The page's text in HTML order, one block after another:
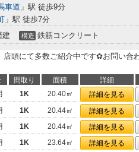
車道 」駅 徒歩9分
」駅 徒歩7分
建 構造 鉄筋コンクリート
店頭にて多数ご紹介中です✿お問い合
間取り 面積 詳細
1K 20.40㎡ 詳細を見る
1K 20.44㎡ 詳細を見る
1K 20.44㎡ 詳細を見る
1K 23.64㎡ 詳細を見る